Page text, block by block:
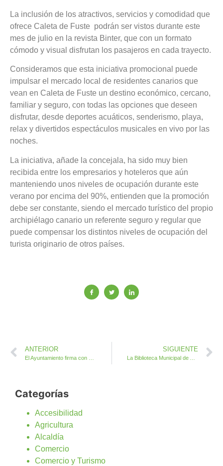
La inclusión de los atractivos, servicios y comodidad que
ofrece Caleta de Fuste podrán ser vistos durante este
mes de julio en la revista Binter, que con un formato
cómodo y visual disfrutan los pasajeros en cada trayecto.
Consideramos que esta iniciativa promocional puede
impulsar el mercado local de residentes canarios que
vean en Caleta de Fuste un destino económico, cercano,
familiar y seguro, con todas las opciones que deseen
disfrutar, desde deportes acuáticos, senderismo, playa,
relax y divertidos espectáculos musicales en vivo por las
noches.
La iniciativa, añade la concejala, ha sido muy bien
recibida entre los empresarios y hoteleros que aún
manteniendo unos niveles de ocupación durante este
verano por encima del 90%, entienden que la promoción
debe ser constante, siendo el mercado turístico del propio
archipiélago canario un referente seguro y regular que
puede compensar los distintos niveles de ocupación del
turista originario de otros países.
ANTERIOR SIGUIENTE
Categorías
Accesibilidad
Agricultura
Alcaldía
Comercio
Comercio y Turismo